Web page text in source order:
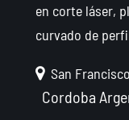
en corte láser,
curvado de
San Francisco
Cordoba